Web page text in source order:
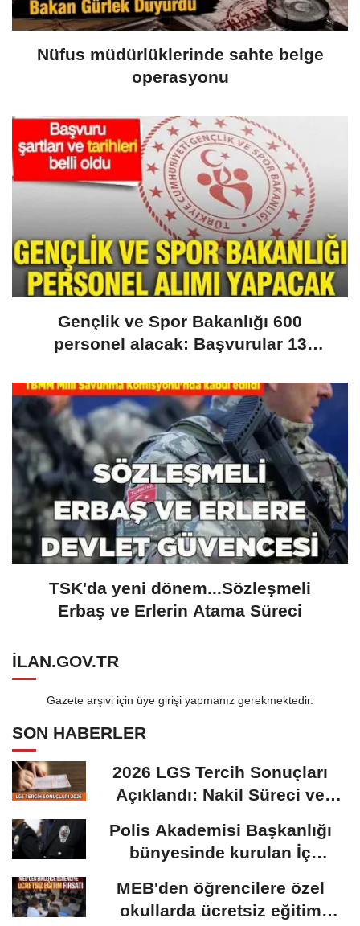
Nüfus müdürlüklerinde sahte belge
operasyonu
Gençlik ve Spor Bakanlığı 600
personel alacak: Başvurular 13
TSK'da yeni dönem...Sözleşmeli
Erbaş ve Erlerin Atama Süreci
ILAN.GOV.TR
Gazete arşivi için üye girişi yapmanız gerekmektedir.
SON HABERLER
2026 LGS Tercih Sonuçları
Açıklandı: Nakil Süreci ve
Polis Akademisi Başkanlığı
bünyesinde kurulan İç
MEB'den öğrencilere özel
okullarda ücretsiz eğitim